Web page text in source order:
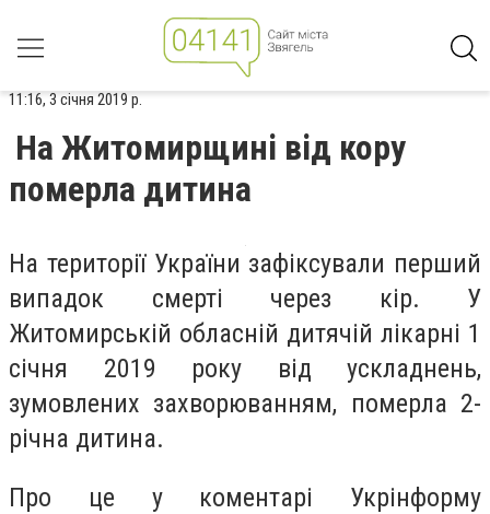
11:16, 3 січня 2019 р.
На Житомирщині від кору
померла дитина
На території України зафіксували перший
випадок смерті через кір. У
Житомирській обласній дитячій лікарні 1
січня 2019 року від ускладнень,
зумовлених захворюванням, померла 2-
річна дитина.
Про це у коментарі Укрінформу